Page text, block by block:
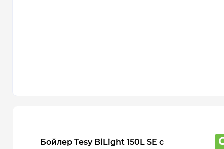
Бойлер Tesy BiLight 150L SE с